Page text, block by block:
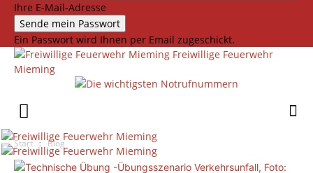
Ihre E-Mail-Adresse
Ein Passwort wird Ihnen per Email zugeschickt.
Freiwillige Feuerwehr
Mieming
Start Blog